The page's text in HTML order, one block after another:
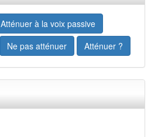
Atténuer à la voix passive
Ne pas atténuer Atténuer ?